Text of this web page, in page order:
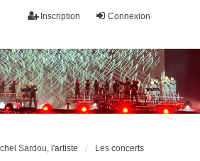
Connexion
Inscription
Sardou, l'artiste Les concerts